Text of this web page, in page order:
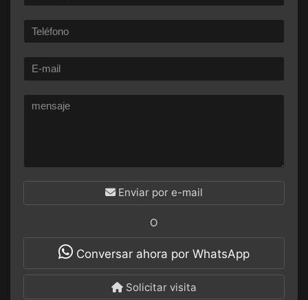
Enviar por e-mail
O
Conversar ahora por WhatsApp
Solicitar visita